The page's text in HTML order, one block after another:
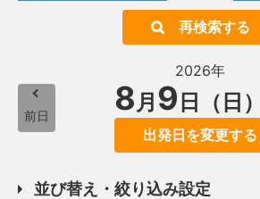
再検索する
前日
2026年
8月 9 日（日）
出発日を変更する
並び替え・絞り込み設定